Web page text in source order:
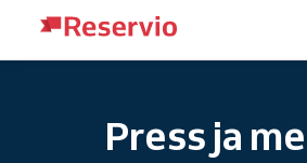
Press ja